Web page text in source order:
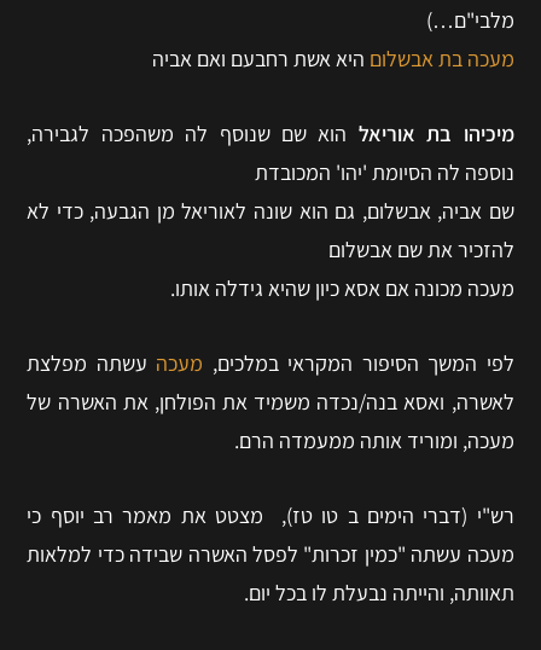
מלבי"ם…)
מעכה בת אבשלום היא אשת רחבעם ואם אביה
מיכיהו בת אוריאל הוא שם שנוסף לה משהפכה לגבירה,
נוספה לה הסיומת 'יהו' המכובדת
שם אביה, אבשלום, גם הוא שונה לאוריאל מן הגבעה, כדי לא
להזכיר את שם אבשלום
מעכה מכונה אם אסא כיון שהיא גידלה אותו.
לפי המשך הסיפור המקראי במלכים, מעכה עשתה מפלצת
לאשרה, ואסא בנה/נכדה משמיד את הפולחן, את האשרה של
מעכה, ומוריד אותה ממעמדה הרם.
רש"י (דברי הימים ב טו טז), מצטט את מאמר רב יוסף כי
מעכה עשתה "כמין זכרות" לפסל האשרה שבידה כדי למלאות
תאוותה, והייתה נבעלת לו בכל יום.